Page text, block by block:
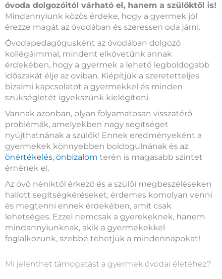
óvoda dolgozóitól várható el, hanem a szülőktől is!
Mindannyiunk közös érdeke, hogy a gyermek jól
érezze magát az óvodában és szeressen oda járni.
Óvodapedagógusként az óvodában dolgozó
kollégáimmal, mindent elkövetünk annak
érdekében, hogy a gyermek a lehető legboldogabb
időszakát élje az oviban. Kiépítjük a szeretetteljes
bizalmi kapcsolatot a gyermekkel és minden
szükségletét igyekszünk kielégíteni.
Vannak azonban, olyan folyamatosan visszatérő
problémák, amelyekben nagy segítséget
nyújthatnának a szülők! Ennek eredményeként a
gyermekek könnyebben boldogulnának és az
önértékelés, önbizalom terén is magasabb szintet
érnének el.
Az óvó néniktől érkező és a szülői megbeszéléseken
hallott segítségkéréseket, érdemes komolyan venni
és megtenni ennek érdekében, amit csak
lehetséges. Ezzel nemcsak a gyerekeknek, hanem
mindannyiunknak, akik a gyermekekkel
foglalkozunk, szebbé tehetjük a mindennapokat!
Mi jelenthet támogatást a gyermek óvodai életéhez?